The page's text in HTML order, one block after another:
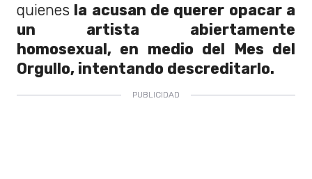
quienes la acusan de querer opacar a
un artista abiertamente
homosexual, en medio del Mes del
Orgullo, intentando descreditarlo.